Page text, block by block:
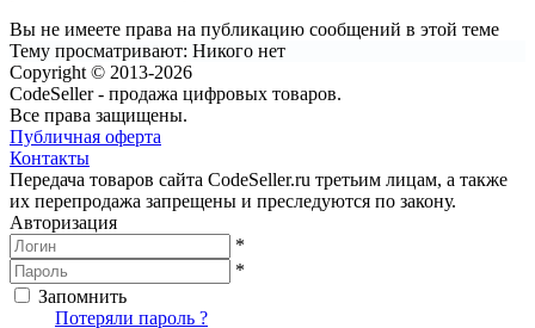
Вы не имеете права на публикацию сообщений в этой теме
Тему просматривают: Никого нет
Copyright © 2013-2026
CodeSeller - продажа цифровых товаров.
Все права защищены.
Публичная оферта
Контакты
Передача товаров сайта CodeSeller.ru третьим лицам, а также
их перепродажа запрещены и преследуются по закону.
Авторизация
*
*
Запомнить
Потеряли пароль ?